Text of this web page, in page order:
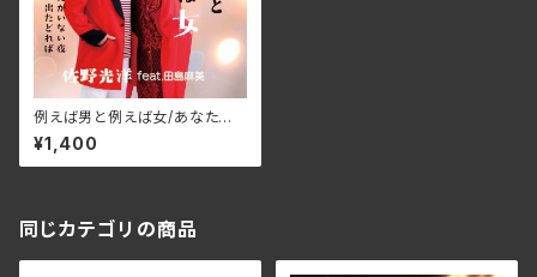
例えば男と例えば女/あなたが
いない夜/思い出たどれば_佐野
光洋feat.田島麻美:田島麻美:
佐野光洋 AFDM-15008(仕
¥1,400
同じカテゴリの商品